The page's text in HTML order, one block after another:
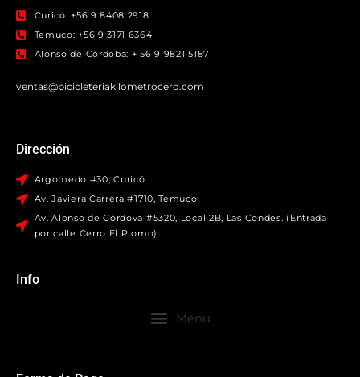
Curicó: +56 9 8408 2918
Temuco: +56 9 3171 6364
Alonso de Córdoba: + 56 9 9821 5187
ventas@bicicleteriakilometrocero.com
Dirección
Argomedo #30, Curicó
Av. Javiera Carrera #1710, Temuco
Av. Alonso de Córdova #5320, Local 2B, Las Condes. (Entrada
por calle Cerro El Plomo).
Info